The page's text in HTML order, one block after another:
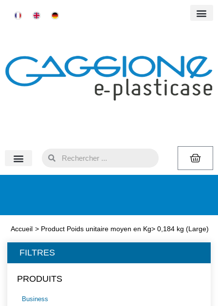
Accueil > Product Poids unitaire moyen en Kg> 0,184 kg (Large)
FILTRES
PRODUITS
Business